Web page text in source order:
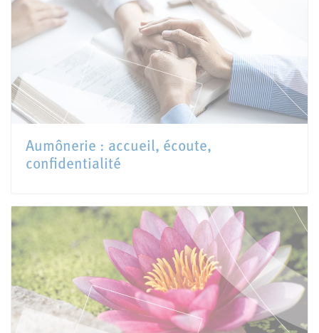
Aumônerie : accueil, écoute,
confidentialité